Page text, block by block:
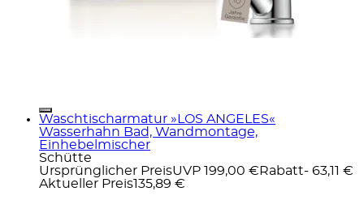
Waschtischarmatur »LOS ANGELES«
Wasserhahn Bad, Wandmontage,
Einhebelmischer
Schütte
Ursprünglicher PreisUVP 199,00 € Rabatt- 63,11 €
Aktueller Preis135,89 €